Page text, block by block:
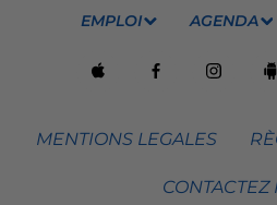
EMPLOI AGENDA
MENTIONS LEGALES
CONTACTEZ